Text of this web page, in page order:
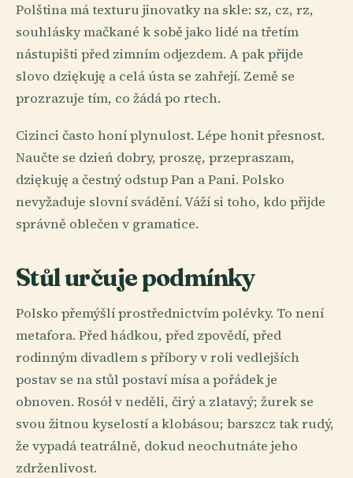
Polština má texturu jinovatky na skle: sz, cz, rz,
souhlásky mačkané k sobě jako lidé na třetím
nástupišti před zimním odjezdem. A pak přijde
slovo dziękuję a celá ústa se zahřejí. Země se
prozrazuje tím, co žádá po rtech.
Cizinci často honí plynulost. Lépe honit přesnost.
Naučte se dzień dobry, proszę, przepraszam,
dziękuję a čestný odstup Pan a Pani. Polsko
nevyžaduje slovní svádění. Váží si toho, kdo přijde
správně oblečen v gramatice.
Stůl určuje podmínky
Polsko přemýšlí prostřednictvím polévky. To není
metafora. Před hádkou, před zpovědí, před
rodinným divadlem s příbory v roli vedlejších
postav se na stůl postaví mísa a pořádek je
obnoven. Rosół v neděli, čirý a zlatavý; žurek se
svou žitnou kyselostí a klobásou; barszcz tak rudý,
že vypadá teatrálně, dokud neochutnáte jeho
zdrženlivost.